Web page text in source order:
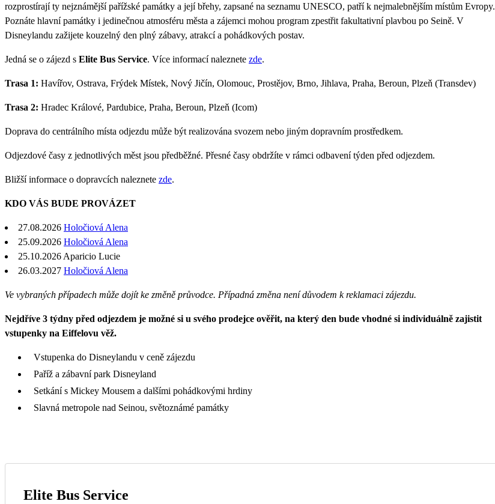
rozprostírají ty nejznámější pařížské památky a její břehy, zapsané na seznamu UNESCO, patří k nejmalebnějším místům Evropy.
Poznáte hlavní památky i jedinečnou atmosféru města a zájemci mohou program zpestřit fakultativní plavbou po Seině. V
Disneylandu zažijete kouzelný den plný zábavy, atrakcí a pohádkových postav.
Jedná se o zájezd s Elite Bus Service. Více informací naleznete zde.
Trasa 1: Havířov, Ostrava, Frýdek Místek, Nový Jičín, Olomouc, Prostějov, Brno, Jihlava, Praha, Beroun, Plzeň (Transdev)
Trasa 2: Hradec Králové, Pardubice, Praha, Beroun, Plzeň (Icom)
Doprava do centrálního místa odjezdu může být realizována svozem nebo jiným dopravním prostředkem.
Odjezdové časy z jednotlivých měst jsou předběžné. Přesné časy obdržíte v rámci odbavení týden před odjezdem.
Bližší informace o dopravcích naleznete zde.
KDO VÁS BUDE PROVÁZET
27.08.2026 Holočiová Alena
25.09.2026 Holočiová Alena
25.10.2026 Aparicio Lucie
26.03.2027 Holočiová Alena
Ve vybraných případech může dojít ke změně průvodce. Případná změna není důvodem k reklamaci zájezdu.
Nejdříve 3 týdny před odjezdem je možné si u svého prodejce ověřit, na který den bude vhodné si individuálně zajistit
vstupenky na Eiffelovu věž.
Vstupenka do Disneylandu v ceně zájezdu
Paříž a zábavní park Disneyland
Setkání s Mickey Mousem a dalšími pohádkovými hrdiny
Slavná metropole nad Seinou, světoznámé památky
Elite Bus Service